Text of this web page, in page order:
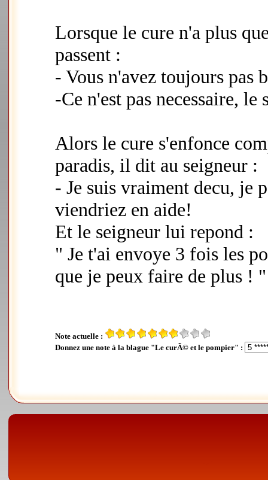
Lorsque le cure n'a plus
passent :
- Vous n'avez toujours pas
-Ce n'est pas necessaire,
Alors le cure s'enfonce
paradis, il dit au seigneur :
- Je suis vraiment decu, je
viendriez en aide!
Et le seigneur lui repond :
" Je t'ai envoye 3 fois les
que je peux faire de plus ! "
Note actuelle :
Donnez une note à la blague "Le curÃ© et le pompier" :